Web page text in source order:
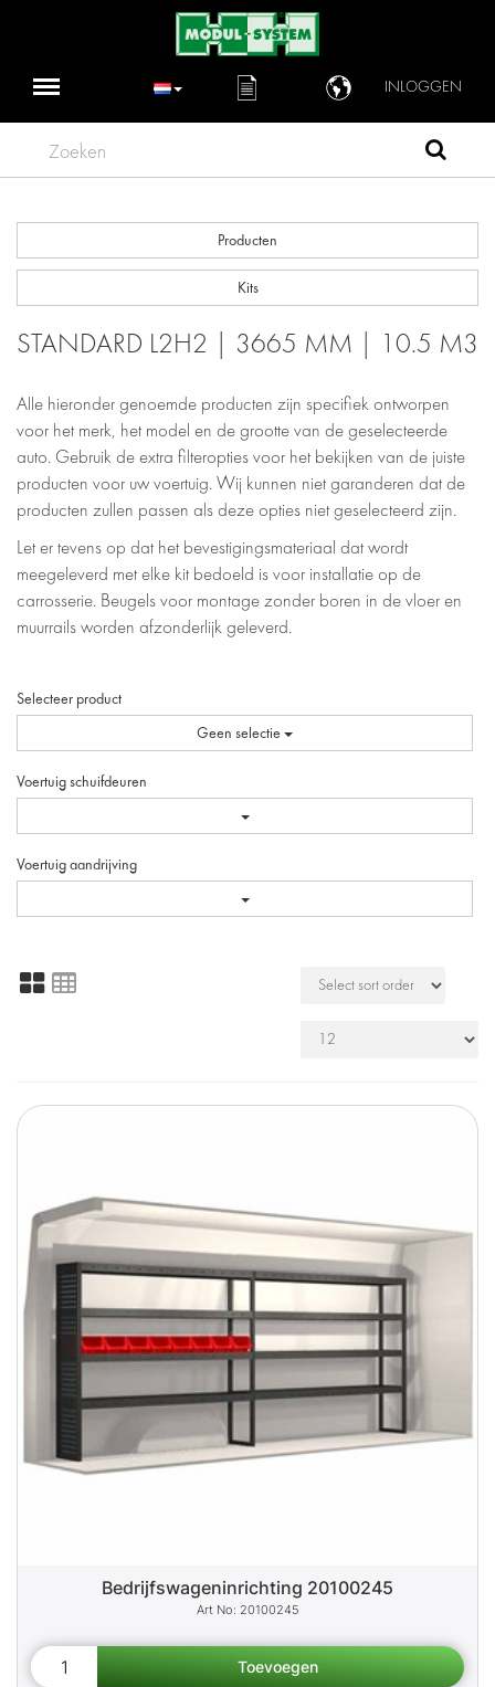
INLOGGEN
Zoeken
Producten
Kits
STANDARD L2H2 | 3665 MM | 10.5 M3
Alle hieronder genoemde producten zijn specifiek ontworpen
voor het merk, het model en de grootte van de geselecteerde
auto. Gebruik de extra filteropties voor het bekijken van de juiste
producten voor uw voertuig. Wij kunnen niet garanderen dat de
producten zullen passen als deze opties niet geselecteerd zijn.
Let er tevens op dat het bevestigingsmateriaal dat wordt
meegeleverd met elke kit bedoeld is voor installatie op de
carrosserie. Beugels voor montage zonder boren in de vloer en
muurrails worden afzonderlijk geleverd.
Selecteer product
Geen selectie
Voertuig schuifdeuren
Voertuig aandrijving
Bedrijfswageninrichting 20100245
20100245